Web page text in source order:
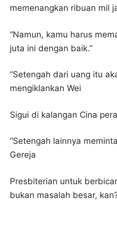
memenangkan ribuan mil
“Namun, kamu harus
juta ini dengan baik.”
“Setengah dari uang itu
mengiklankan Wei
Sigui di kalangan Cina
“Setengah lainnya
Gereja
Presbiterian untuk
bukan masalah besar,